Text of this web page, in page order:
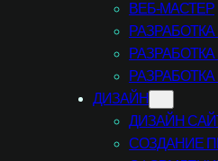
ВЕБ-МАСТЕР
РАЗРАБОТКА
РАЗРАБОТКА
ДИЗАЙН
ДИЗАЙН
СОЗДАНИЕ